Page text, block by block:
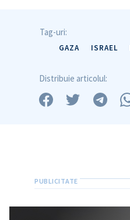
Tag-uri:
GAZA ISRAEL
Distribuie articolul: